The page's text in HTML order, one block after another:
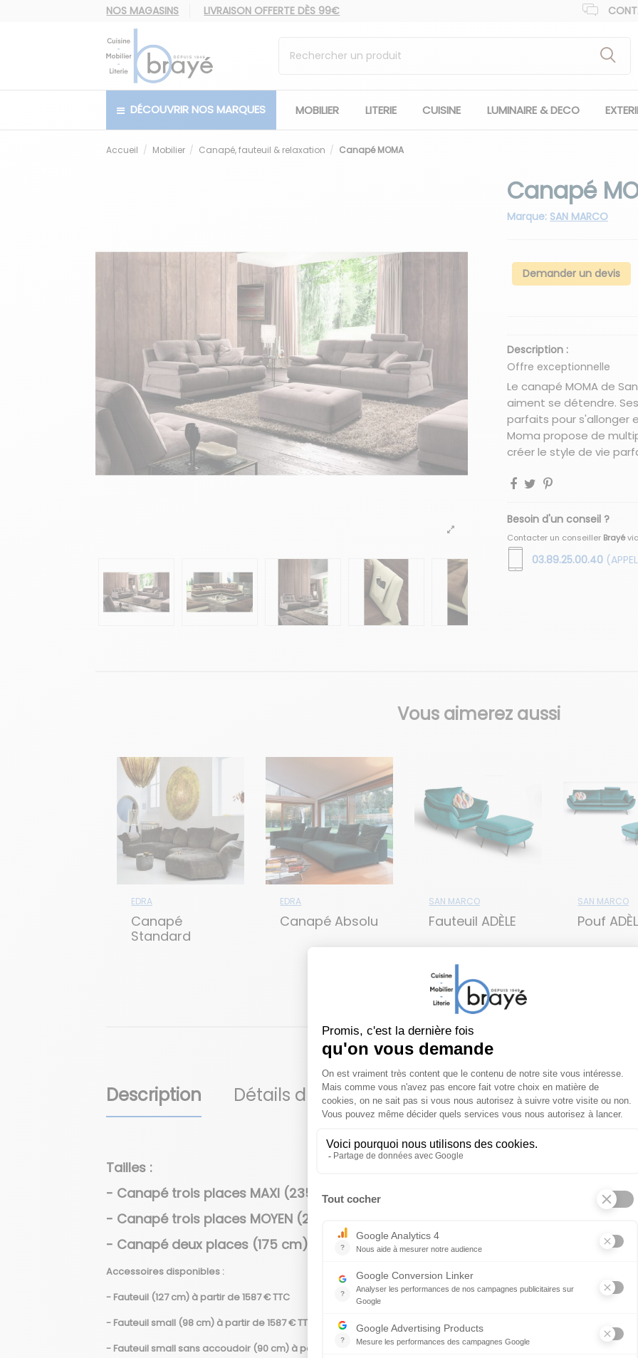
NOS MAGASINS LIVRAISON OFFERTE DÈS 99€
DÉCOUVRIR NOS MARQUES MOBILIER LITERIE CUISINE LUMINAIRE & DECO
Accueil Mobilier Canapé, fauteuil & relaxation Canapé MOMA
Canapé
Marque: SAN MARCO
Demander un devis
Description :
Offre exceptionnelle
Le canapé MOMA de
aiment se détendre.
parfaits pour s'allonger
Moma propose de
créer le style de vie
Besoin d'un conseil ?
Contacter un conseiller Brayé
03.89.25.00.40
Vous aimerez aussi
EDRA
Canapé
Standard
EDRA
Canapé Absolu
SAN MARCO
Fauteuil ADÈLE
SAN MARCO
Pouf
Canapé MOMA
Description Détails du produit À propos de SAN MARCO
Tailles :
- Canapé trois places MAXI (235 cm)
- Canapé trois places MOYEN (214 cm)
- Canapé deux places (175 cm)
Accessoires disponibles :
- Fauteuil (127 cm) à partir de 1587 € TTC
- Fauteuil small (98 cm) à partir de 1587 € TTC
- Fauteuil small sans accoudoir (90 cm) à partir de 1335 € TTC